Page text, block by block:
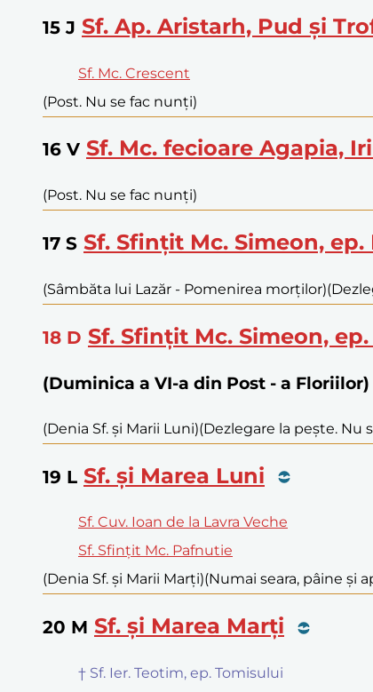
15 J Sf. Ap. Aristarh, Pud și
Sf. Mc. Crescent
(Post. Nu se fac nunți)
16 V Sf. Mc. fecioare Agapia,
(Post. Nu se fac nunți)
17 S Sf. Sfințit Mc. Simeon, ep.
(Sâmbăta lui Lazăr - Pomenirea morților)
18 D Sf. Sfințit Mc. Simeon,
(Duminica a VI-a din Post - a Floriilor)
(Denia Sf. și Marii Luni)(Dezlegare la pește. Nu
19 L Sf. și Marea Luni
Sf. Cuv. Ioan de la Lavra Veche
Sf. Sfințit Mc. Pafnutie
(Denia Sf. și Marii Marți)(Numai seara, pâine și
20 M Sf. și Marea Marți
† Sf. Ier. Teotim, ep. Tomisului